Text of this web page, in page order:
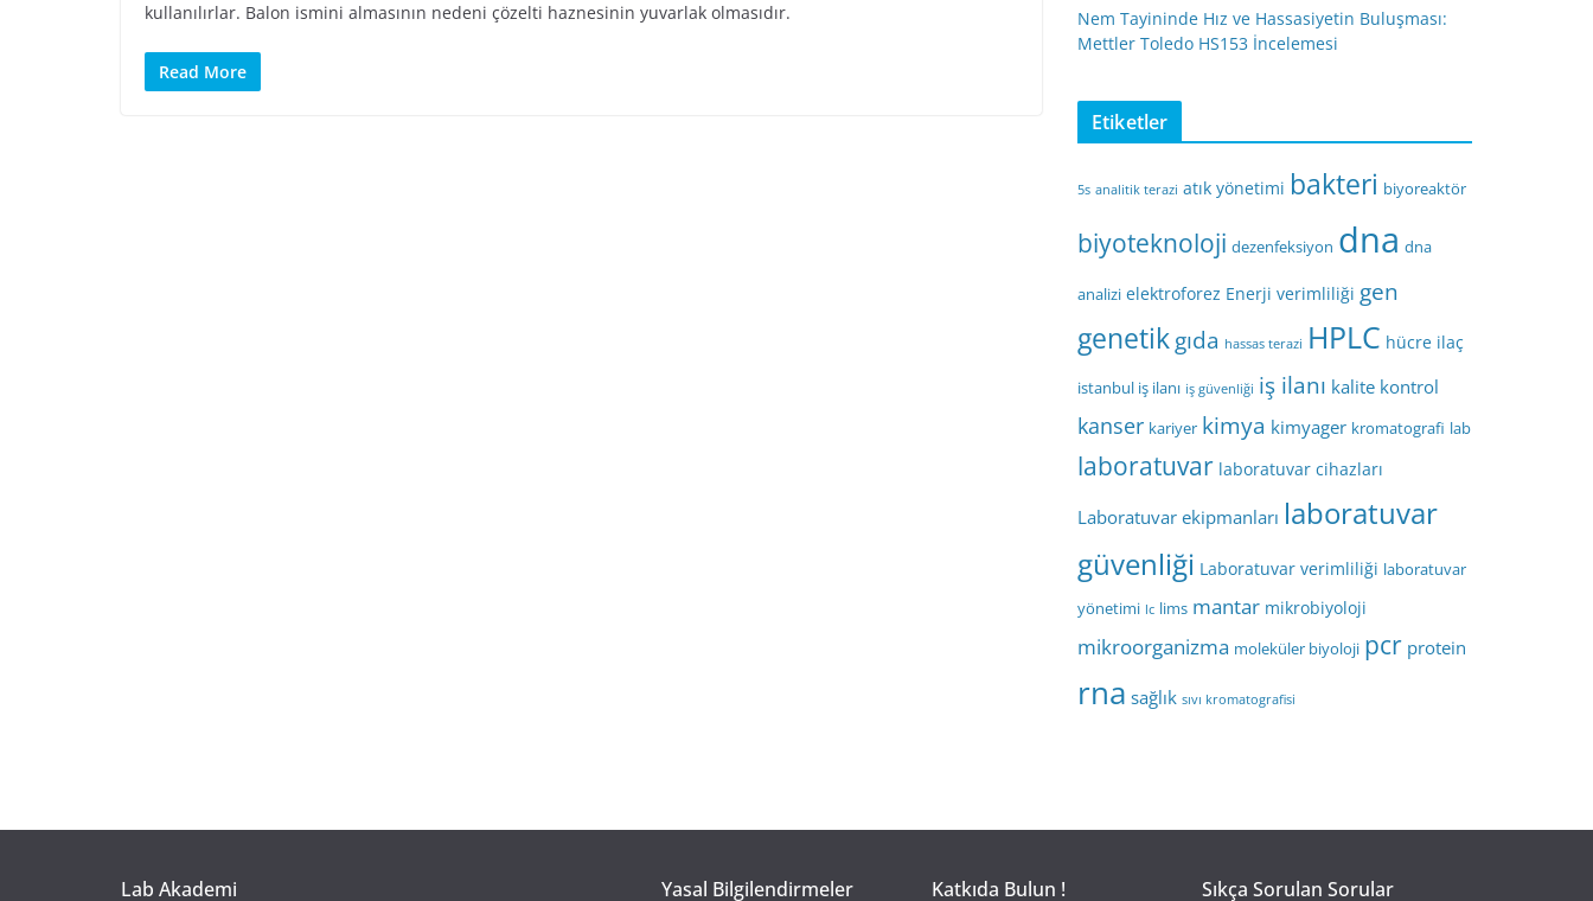
kullanılırlar. Balon ismini almasının nedeni çözelti haznesinin yuvarlak olmasıdır.
Read More
Nem Tayininde Hız ve Hassasiyetin Buluşması:
Mettler Toledo HS153 İncelemesi
Etiketler
5s analitik terazi atık yönetimi bakteri biyoreaktör
biyoteknoloji dezenfeksiyon dna dna
analizi elektroforez Enerji verimliliği gen
genetikgıda hassas terazi HPLC hücre ilaç
istanbul iş ilanı iş güvenliği iş ilanı kalite kontrol
kanser kariyer kimya kimyager kromatografi lab
laboratuvar laboratuvar cihazları
Laboratuvar ekipmanları laboratuvar
güvenliği Laboratuvar verimliliği laboratuvar
yönetimi lc lims mantar mikrobiyoloji
mikroorganizma moleküler biyoloji pcr protein
rna sağlık sıvı kromatografisi
Lab Akademi Yasal Bilgilendirmeler Katkıda Bulun ! Sıkça Sorulan Sorular